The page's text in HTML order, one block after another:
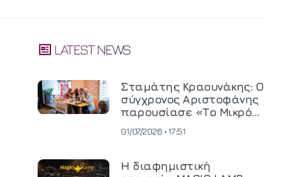
LATEST NEWS
Σταμάτης Κραουνάκης: Ο
σύγχρονος Αριστοφάνης
παρουσίασε «Το Μικρό
01/07/2026 • 17:51
Η διαφημιστική